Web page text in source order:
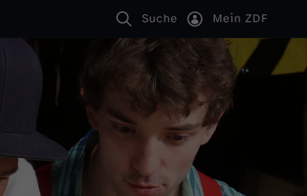
Suche Mein ZDF